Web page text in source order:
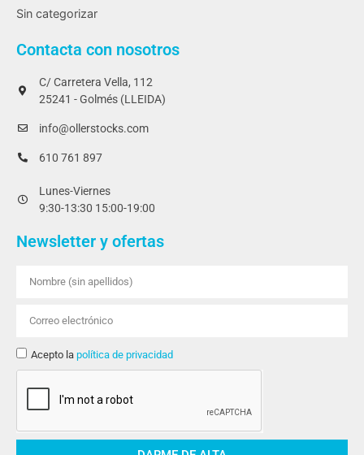
Sin categorizar
Contacta con nosotros
C/ Carretera Vella, 112
25241 - Golmés (LLEIDA)
info@ollerstocks.com
610 761 897
Lunes-Viernes
9:30-13:30 15:00-19:00
Newsletter y ofertas
Acepto la política de privacidad